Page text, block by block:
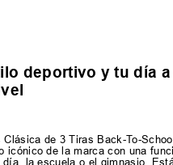
deportivo y tu día a
Clásica de 3 Tiras Back-To-
icónico de la marca con una
la escuela o el gimnasio.